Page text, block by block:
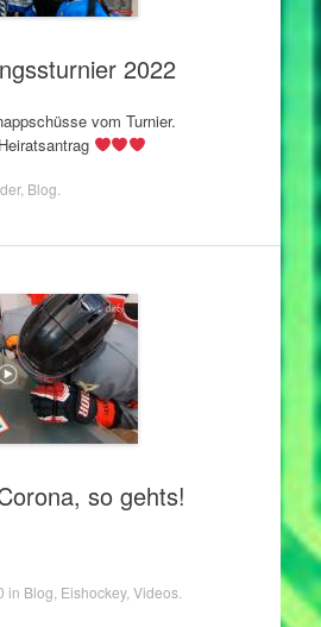
2022
vom Turnier.
, Blog
so gehts!
in Blog Eishockey, Videos.